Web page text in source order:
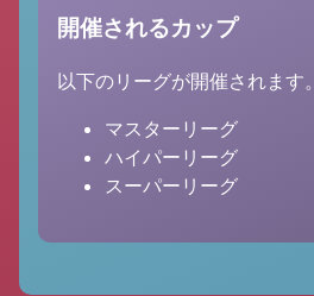
開催されるカップ
以下のリーグが開催されます。
マスターリーグ
ハイパーリーグ
スーパーリーグ